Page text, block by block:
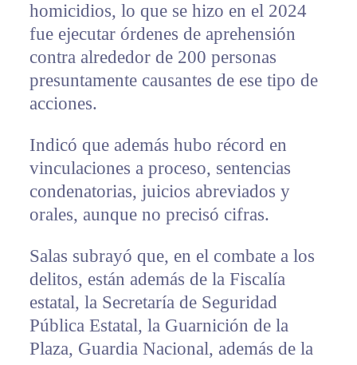
homicidios, lo que se hizo en el 2024
fue ejecutar órdenes de aprehensión
contra alrededor de 200 personas
presuntamente causantes de ese tipo de
acciones.
Indicó que además hubo récord en
vinculaciones a proceso, sentencias
condenatorias, juicios abreviados y
orales, aunque no precisó cifras.
Salas subrayó que, en el combate a los
delitos, están además de la Fiscalía
estatal, la Secretaría de Seguridad
Pública Estatal, la Guarnición de la
Plaza, Guardia Nacional, además de la